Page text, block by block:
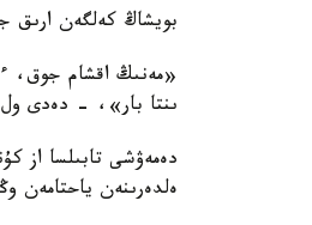
بويشاڭ كەلگەن ارىق جىگىت سالماعى 35 كەلى بولاتىن
«مەنىڭ اقشام جوق،
ىنتا بار»، - دەدى
دەمەۋشى تابىلسا از
ەلدەرىنەن ياحتامەن